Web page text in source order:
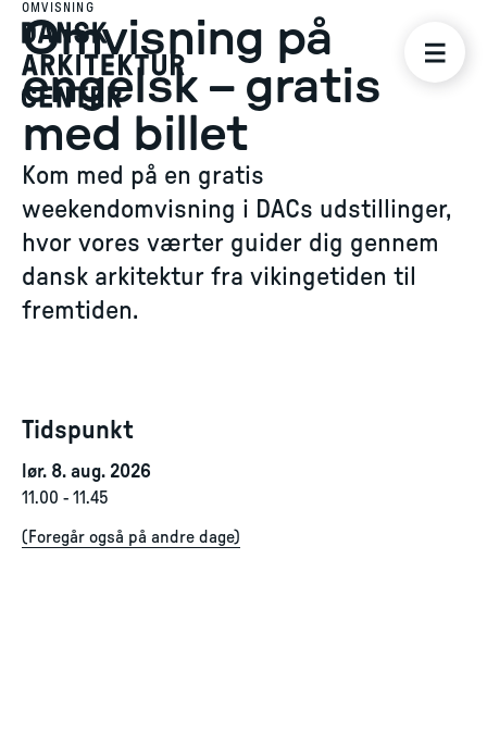
OMVISNING
Omvisning på
engelsk – gratis
med billet
Kom med på en gratis
weekendomvisning i DACs udstillinger,
hvor vores værter guider dig gennem
dansk arkitektur fra vikingetiden til
fremtiden.
Tidspunkt
lør. 8. aug. 2026
11.00 - 11.45
( Foregår også på andre dage)